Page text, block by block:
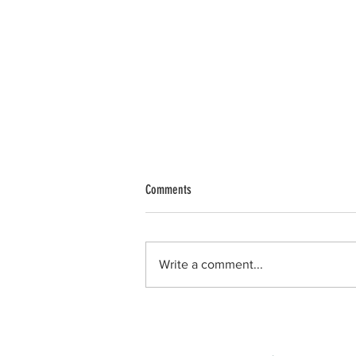
Comments
Write a comment...